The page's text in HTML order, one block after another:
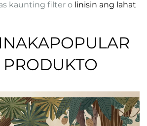
kaunting filter o linisin ang lahat
PRODUKTO